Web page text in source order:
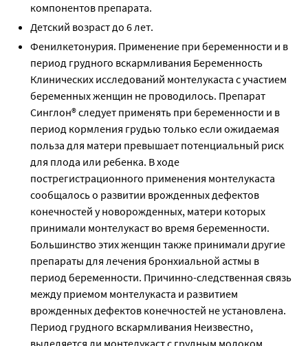
компонентов препарата.
Детский возраст до 6 лет.
Фенилкетонурия. Применение при беременности и в
период грудного вскармливания Беременность
Клинических исследований монтелукаста с участием
беременных женщин не проводилось. Препарат
Синглон® следует применять при беременности и в
период кормления грудью только если ожидаемая
польза для матери превышает потенциальный риск
для плода или ребенка. В ходе
пострегистрационного применения монтелукаста
сообщалось о развитии врожденных дефектов
конечностей у новорожденных, матери которых
принимали монтелукаст во время беременности.
Большинство этих женщин также принимали другие
препараты для лечения бронхиальной астмы в
период беременности. Причинно-следственная связь
между приемом монтелукаста и развитием
врожденных дефектов конечностей не установлена.
Период грудного вскармливания Неизвестно,